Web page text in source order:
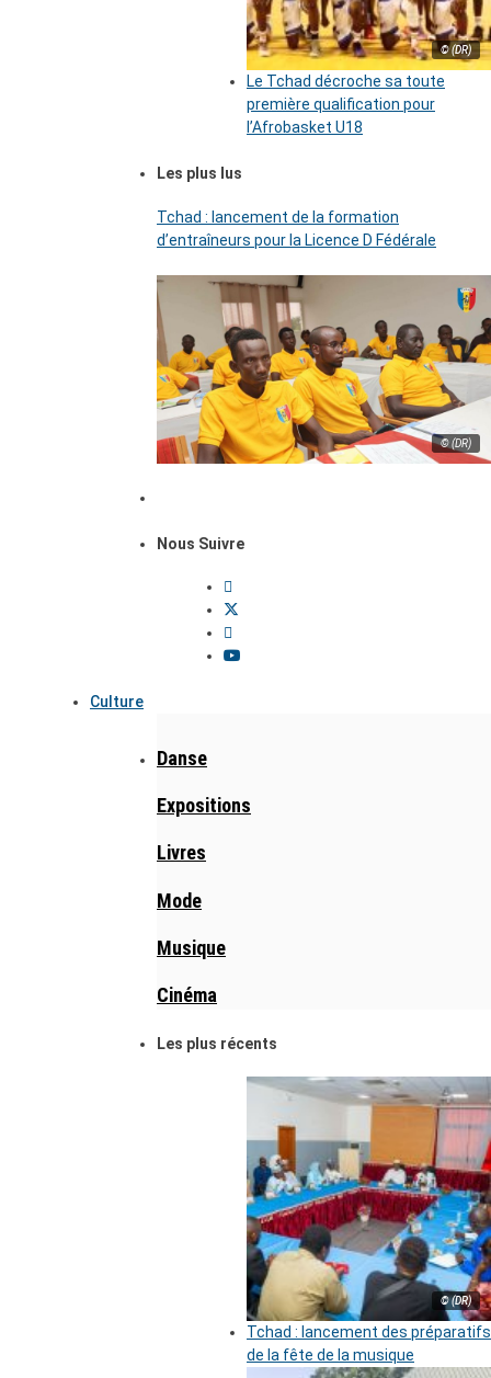
© (DR)
Le Tchad décroche sa toute
première qualification pour
l’Afrobasket U18
Les plus lus
Tchad : lancement de la formation
d’entraîneurs pour la Licence D Fédérale
© (DR)
Nous Suivre
Culture
Danse
Expositions
Livres
Mode
Musique
Cinéma
Les plus récents
© (DR)
Tchad : lancement des préparatifs
de la fête de la musique